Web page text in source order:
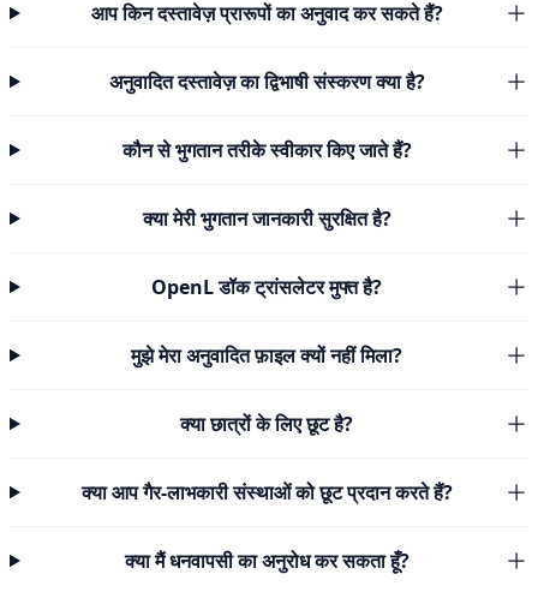
आप किन दस्तावेज़ प्रारूपों का अनुवाद कर सकते हैं?
अनुवादित दस्तावेज़ का द्विभाषी संस्करण क्या है?
कौन से भुगतान तरीके स्वीकार किए जाते हैं?
क्या मेरी भुगतान जानकारी सुरक्षित है?
OpenL डॉक ट्रांसलेटर मुफ्त है?
मुझे मेरा अनुवादित फ़ाइल क्यों नहीं मिला?
क्या छात्रों के लिए छूट है?
क्या आप गैर-लाभकारी संस्थाओं को छूट प्रदान करते हैं?
क्या मैं धनवापसी का अनुरोध कर सकता हूँ?